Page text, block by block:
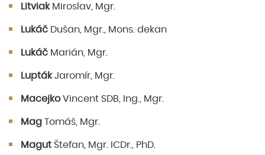
LitviakMiroslav, Mgr.
Lukáč Dušan, Mgr., Mons. dekan
Lukáč Marián, Mgr.
LuptákJaromír, Mgr.
MacejkoVincent SDB, Ing., Mgr.
Mag Tomáš, Mgr.
Magut Štefan, Mgr. ICDr., PhD.